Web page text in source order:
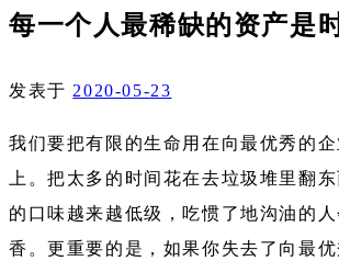
每一个人最稀缺的资产是
发表于 2020-05-23
我们要把有限的生命用在向最优秀的
上。把太多的时间花在去垃圾堆里翻
的口味越来越低级，吃惯了地沟油的
香。更重要的是，如果你失去了向最